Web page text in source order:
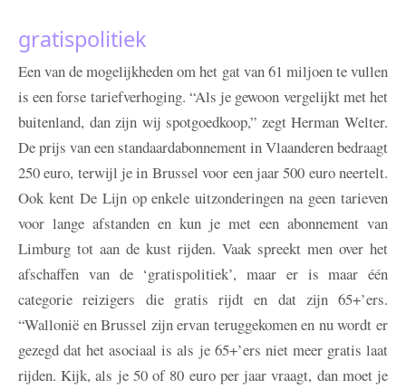
gratispolitiek
Een van de mogelijkheden om het gat van 61 miljoen te vullen
is een forse tariefverhoging. “Als je gewoon vergelijkt met het
buitenland, dan zijn wij spotgoedkoop,” zegt Herman Welter.
De prijs van een standaardabonnement in Vlaanderen bedraagt
250 euro, terwijl je in Brussel voor een jaar 500 euro neertelt.
Ook kent De Lijn op enkele uitzonderingen na geen tarieven
voor lange afstanden en kun je met een abonnement van
Limburg tot aan de kust rijden. Vaak spreekt men over het
afschaffen van de ‘gratispolitiek’, maar er is maar één
categorie reizigers die gratis rijdt en dat zijn 65+’ers.
“Wallonië en Brussel zijn ervan teruggekomen en nu wordt er
gezegd dat het asociaal is als je 65+’ers niet meer gratis laat
rijden. Kijk, als je 50 of 80 euro per jaar vraagt, dan moet je